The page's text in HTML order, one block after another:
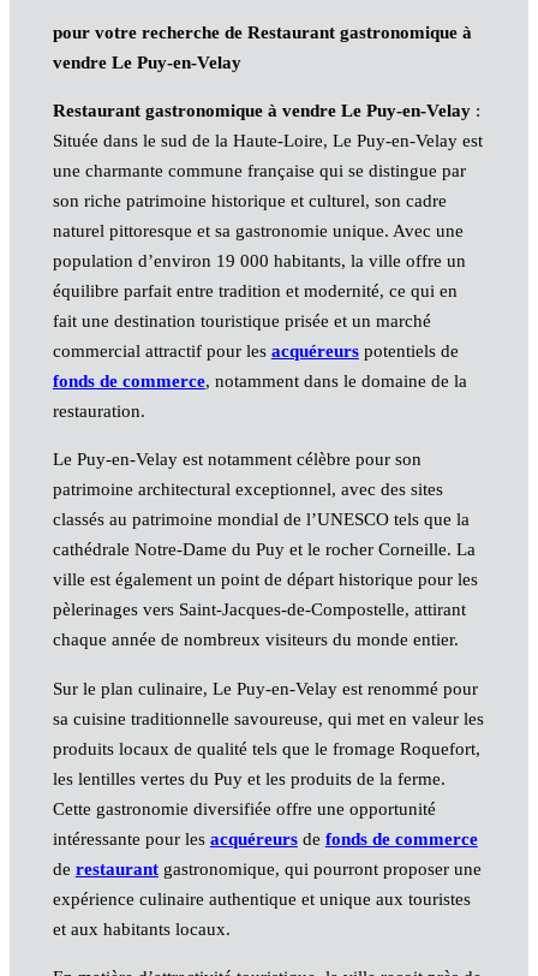
pour votre recherche de Restaurant gastronomique à
vendre Le Puy-en-Velay
Restaurant gastronomique à vendre Le Puy-en-Velay:
Située dans le sud de la Haute-Loire, Le Puy-en-Velay est
une charmante commune française qui se distingue par
son riche patrimoine historique et culturel, son cadre
naturel pittoresque et sa gastronomie unique. Avec une
population d’environ 19 000 habitants, la ville offre un
équilibre parfait entre tradition et modernité, ce qui en
fait une destination touristique prisée et un marché
commercial attractif pour les acquéreurspotentiels de
fonds de commerce, notamment dans le domaine de la
restauration.
Le Puy-en-Velay est notamment célèbre pour son
patrimoine architectural exceptionnel, avec des sites
classés au patrimoine mondial de l’UNESCO tels que la
cathédrale Notre-Dame du Puy et le rocher Corneille. La
ville est également un point de départ historique pour les
pèlerinages vers Saint-Jacques-de-Compostelle, attirant
chaque année de nombreux visiteurs du monde entier.
Sur le plan culinaire, Le Puy-en-Velay est renommé pour
sa cuisine traditionnelle savoureuse, qui met en valeur les
produits locaux de qualité tels que le fromage Roquefort,
les lentilles vertes du Puy et les produits de la ferme.
Cette gastronomie diversifiée offre une opportunité
intéressante pour les acquéreursde fonds de commerce
de restaurantgastronomique, qui pourront proposer une
expérience culinaire authentique et unique aux touristes
et aux habitants locaux.